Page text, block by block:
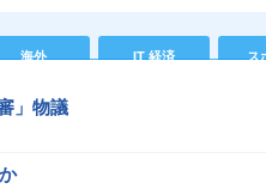
海外 IT 経済 ス
」物議